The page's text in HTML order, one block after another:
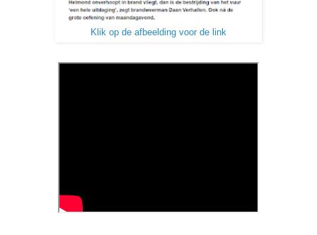
Klik op de afbeelding voor de link